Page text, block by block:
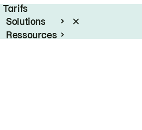
Tarifs
Solutions
Ressources